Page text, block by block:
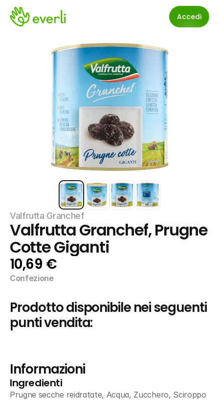
Accedi
Valfrutta Granchef
Valfrutta Granchef, Prugne
Cotte Giganti
10,69 €
Confezione
Prodotto disponibile nei seguenti
punti vendita:
Informazioni
Ingredienti
Prugne secche reidratate, Acqua, Zucchero, Sciroppo